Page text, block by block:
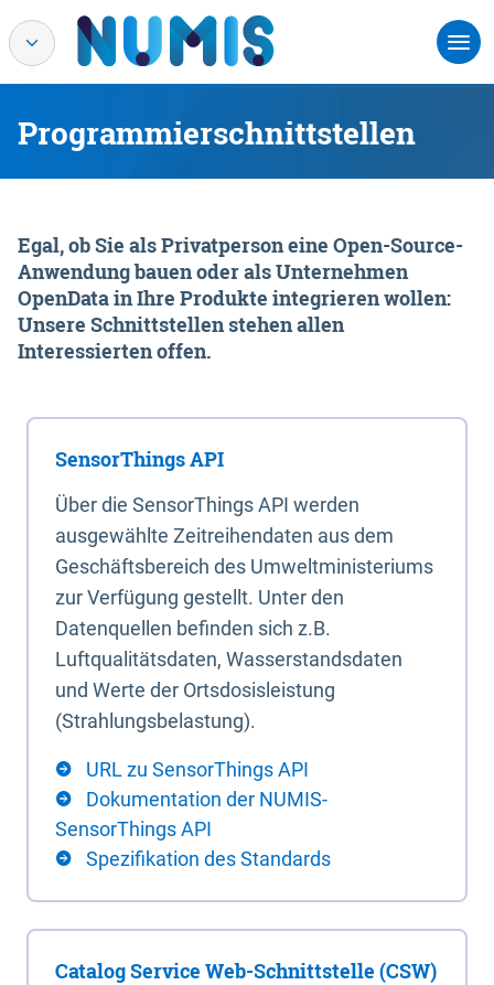
Programmierschnittstellen
Egal, ob Sie als Privatperson eine Open-Source-
Anwendung bauen oder als Unternehmen
OpenData in Ihre Produkte integrieren wollen:
Unsere Schnittstellen stehen allen
Interessierten offen.
SensorThings API
Über die SensorThings API werden
ausgewählte Zeitreihendaten aus dem
Geschäftsbereich des Umweltministeriums
zur Verfügung gestellt. Unter den
Datenquellen befinden sich z.B.
Luftqualitätsdaten, Wasserstandsdaten
und Werte der Ortsdosisleistung
(Strahlungsbelastung).
URL zu SensorThings API
Dokumentation der NUMIS-
SensorThings API
Spezifikation des Standards
Catalog Service Web-Schnittstelle (CSW)